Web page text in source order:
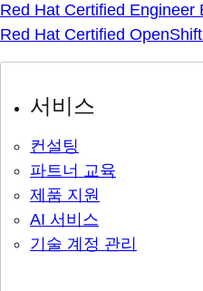
Red Hat Certified Engineer
Red Hat Certified
서비스
컨설팅
파트너 교육
제품 지원
AI 서비스
기술 계정 관리